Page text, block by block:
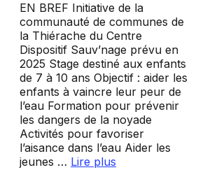
EN BREF Initiative de la
communauté de communes de
la Thiérache du Centre
Dispositif Sauv’nage prévu en
2025 Stage destiné aux enfants
de 7 à 10 ans Objectif : aider les
enfants à vaincre leur peur de
l’eau Formation pour prévenir
les dangers de la noyade
Activités pour favoriser
l’aisance dans l’eau Aider les
jeunes … Lire plus